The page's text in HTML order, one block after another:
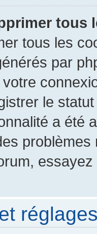
tous
tous les
par
le
a été